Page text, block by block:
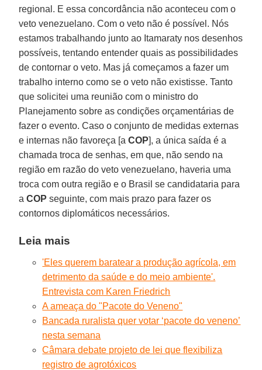
regional. E essa concordância não aconteceu com o
veto venezuelano. Com o veto não é possível. Nós
estamos trabalhando junto ao Itamaraty nos desenhos
possíveis, tentando entender quais as possibilidades
de contornar o veto. Mas já começamos a fazer um
trabalho interno como se o veto não existisse. Tanto
que solicitei uma reunião com o ministro do
Planejamento sobre as condições orçamentárias de
fazer o evento. Caso o conjunto de medidas externas
e internas não favoreça [aCOP], a única saída é a
chamada troca de senhas, em que, não sendo na
região em razão do veto venezuelano, haveria uma
troca com outra região e o Brasil se candidataria para
aCOP seguinte, com mais prazo para fazer os
contornos diplomáticos necessários.
Leia mais
'Eles querem baratear a produção agrícola, em
detrimento da saúde e do meio ambiente'.
Entrevista com Karen Friedrich
A ameaça do "Pacote do Veneno"
Bancada ruralista quer votar ‘pacote do veneno’
nesta semana
Câmara debate projeto de lei que flexibiliza
registro de agrotóxicos